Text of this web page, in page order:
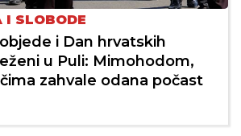
I SLOBODE
i Dan hrvatskih
u Puli: Mimohodom,
zahvale odana počast